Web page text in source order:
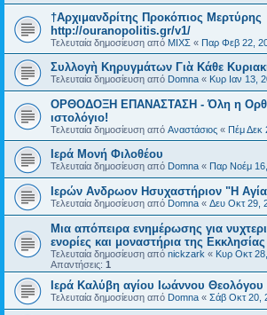
†Αρχιμανδρίτης Προκόπιος Μερτύρης
http://ouranopolitis.gr/v1/
Τελευταία δημοσίευση από ΜΙΧΣ « Παρ Φεβ 22,
Συλλογὴ Κηρυγμάτων Γιὰ Κάθε
Τελευταία δημοσίευση από Domna « Κυρ Ιαν 13,
ΟΡΘΟΔΟΞΗ ΕΠΑΝΑΣΤΑΣΗ - Όλη η
ιστολόγιο!
Τελευταία δημοσίευση από Αναστάσιος « Πέμ Δεκ
Ιερά Μονή Φιλοθέου
Τελευταία δημοσίευση από Domna « Παρ Νοέμ
Ιερών Ανδρωον Ησυχαστήριον "Η
Τελευταία δημοσίευση από Domna « Δευ Οκτ 29,
Μια απόπειρα ενημέρωσης για
ενορίες και μοναστήρια της
Τελευταία δημοσίευση από nickzark « Κυρ Οκτ
Απαντήσεις: 1
Ιερά Καλύβη αγίου Ιωάννου Θεολόγου
Τελευταία δημοσίευση από Domna « Σάβ Οκτ 20,